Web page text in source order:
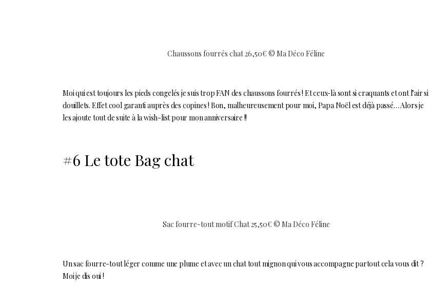
Chaussons fourrés chat 26,50€ © Ma Déco Féline
Moi qui est toujours les pieds congelés je suis trop FAN des chaussons fourrés ! Et ceux-là sont si craquants et ont l’air si
douillets. Effet cool garanti auprès des copines ! Bon, malheureusement pour moi, Papa Noël est déjà passé… Alors je
les ajoute tout de suite à la wish-list pour mon anniversaire !!
#6 Le tote Bag chat
Sac fourre-tout motif Chat 25,50€ © Ma Déco Féline
Un sac fourre-tout léger comme une plume et avec un chat tout mignon qui vous accompagne partout cela vous dit ?
Moi je dis oui !